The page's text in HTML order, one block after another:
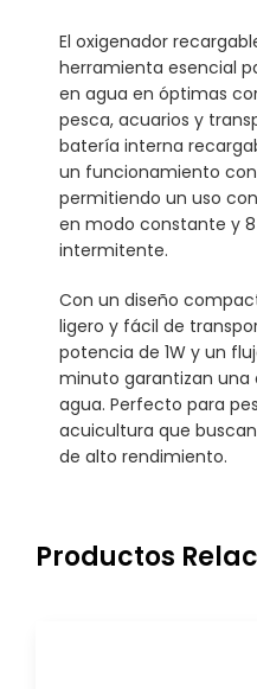
El oxigenador
herramienta esencial
en agua en óptimas
pesca, acuarios y
batería interna
un funcionamiento
permitiendo un uso
en modo constante y
intermitente.
Con un diseño
ligero y fácil de
potencia de 1W y un
minuto garantizan una
agua. Perfecto para
acuicultura que
de alto rendimiento.
Productos